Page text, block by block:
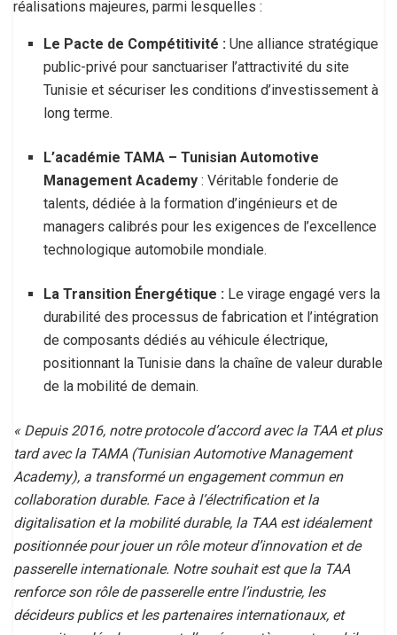
réalisations majeures, parmi lesquelles :
Le Pacte de Compétitivité : Une alliance stratégique
public-privé pour sanctuariser l’attractivité du site
Tunisie et sécuriser les conditions d’investissement à
long terme.
L’académie TAMA – Tunisian Automotive
Management Academy : Véritable fonderie de
talents, dédiée à la formation d’ingénieurs et de
managers calibrés pour les exigences de l’excellence
technologique automobile mondiale.
La Transition Énergétique : Le virage engagé vers la
durabilité des processus de fabrication et l’intégration
de composants dédiés au véhicule électrique,
positionnant la Tunisie dans la chaîne de valeur durable
de la mobilité de demain.
« Depuis 2016, notre protocole d’accord avec la TAA et plus
tard avec la TAMA (Tunisian Automotive Management
Academy), a transformé un engagement commun en
collaboration durable. Face à l’électrification et la
digitalisation et la mobilité durable, la TAA est idéalement
positionnée pour jouer un rôle moteur d’innovation et de
passerelle internationale. Notre souhait est que la TAA
renforce son rôle de passerelle entre l’industrie, les
décideurs publics et les partenaires internationaux, et